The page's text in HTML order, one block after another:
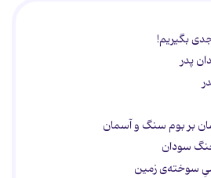
بگیریم!
پدر
بر بوم سنگ و آسمان
سودان
سوخته‌ی زمین